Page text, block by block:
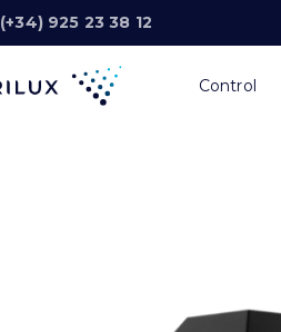
(+34) 925 23 38 12
Control